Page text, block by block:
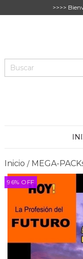
>>>>
Inicio / MEGA-
96% OFF